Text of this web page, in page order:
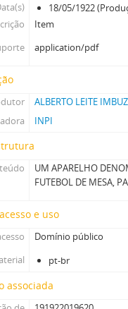
18/05/1922
Item
application/pdf
ALBERTO LEITE
INPI
UM APARELHO
FUTEBOL DE MESA,
e uso
Domínio público
pt-br
associada